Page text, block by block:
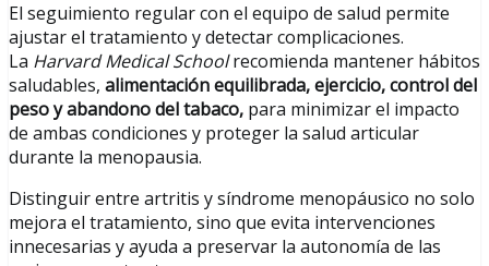
El seguimiento regular con el equipo de salud permite
ajustar el tratamiento y detectar complicaciones.
La Harvard Medical Schoolrecomienda mantener hábitos
saludables, alimentación equilibrada, ejercicio, control del
peso y abandono del tabaco, para minimizar el impacto
de ambas condiciones y proteger la salud articular
durante la menopausia.
Distinguir entre artritis y síndrome menopáusico no solo
mejora el tratamiento, sino que evita intervenciones
innecesarias y ayuda a preservar la autonomía de las